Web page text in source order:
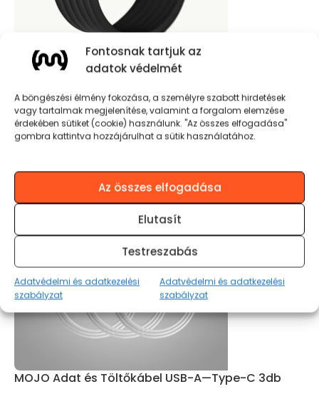
Fontosnak tartjuk az
adatok védelmét
A böngészési élmény fokozása, a személyre szabott hirdetések
vagy tartalmak megjelenítése, valamint a forgalom elemzése
érdekében sütiket (cookie) használunk. "Az összes elfogadása"
gombra kattintva hozzájárulhat a sütik használatához.
Az összes elfogadása
Elutasít
Testreszabás
Adatvédelmi és adatkezelési
szabályzat
Adatvédelmi és adatkezelési
szabályzat
2.990Ft
KOSÁRBA TESZEM
MOJO Adat és Töltőkábel USB-A—Type-C 3db